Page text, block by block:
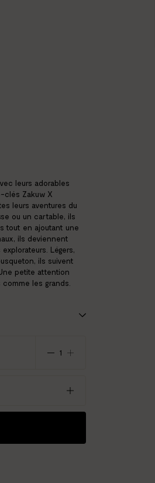
leurs adorables
clés Zakuw X
leurs aventures du
ou un cartable, ils
tout en ajoutant une
ils deviennent
Légers,
ils suivent
petite attention
les grands.